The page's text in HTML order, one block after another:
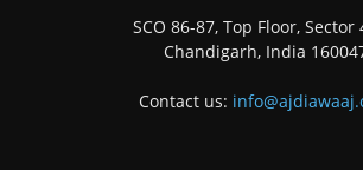
SCO 86-87, Top Floor, Sector
Chandigarh, India
Contact us: